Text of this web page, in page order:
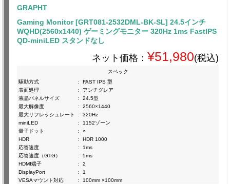
GRAPHT
Gaming Monitor [GRT081-2532DML-BK-SL] 24.5インチ
WQHD(2560x1440) ゲーミングモニター 320Hz 1ms FastIPS
QD-miniLED スタンドなし
ネット価格： ¥51,980(税込)
スペック
駆動方式
:
FAST IPS 型
表面処理
:
アンチグレア
液晶パネルサイズ
:
24.5型
最大解像度
:
2560×1440
最大リフレッシュレート
:
320Hz
miniLED
:
1152ゾーン
量子ドット
:
○
HDR
:
HDR 1000
応答速度
:
1ms
応答速度（GTG）
:
5ms
HDMI端子
:
2
DisplayPort
:
1
VESAマウント対応
: 100mm ×100mm